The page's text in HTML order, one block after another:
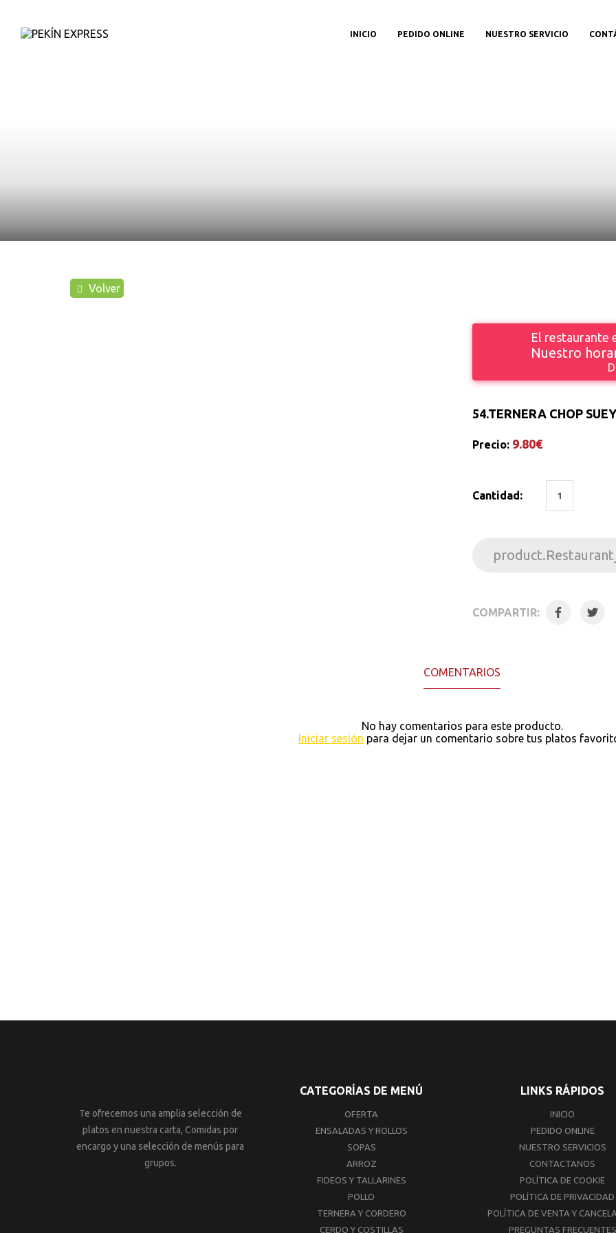
INICIO PEDIDO ONLINE NUESTRO SERVICIO
Volver
El restaurante
Nuestro
54.TERNERA CHOP SUEY
Precio: 9.80€
Cantidad:
COMPARTIR:
COMENTARIOS
No hay comentarios para este producto.
Iniciar sesión para dejar un comentario sobre tus platos
Te ofrecemos una amplia selección de
platos en nuestra carta, Comidas por
encargo y una selección de menús para
grupos.
CATEGORÍAS DE MENÚ
OFERTA
ENSALADAS Y ROLLOS
SOPAS
ARROZ
FIDEOS Y TALLARINES
POLLO
TERNERA Y CORDERO
CERDO Y COSTILLAS
LINKS RÁPIDOS
INICIO
PEDIDO ONLINE
NUESTRO SERVICIOS
CONTACTANOS
POLÍTICA DE COOKIE
POLÍTICA DE PRIVACIDAD
POLÍTICA DE VENTA Y
PREGUNTAS FRECUENTES